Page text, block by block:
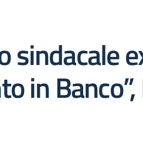
sindacale
in